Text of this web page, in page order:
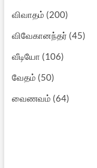
விவாதம் (200)
விவேகானந்தர் (45)
வீடியோ (106)
வேதம் (50)
வைணவம் (64)